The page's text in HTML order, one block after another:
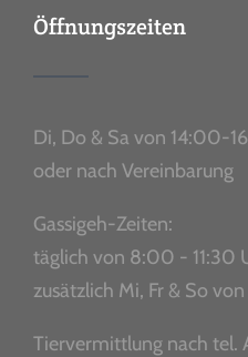
Öffnungszeiten
Di, Do & Sa von 14:00-
oder nach Vereinbarung
Gassigeh-Zeiten:
täglich von 8:00 - 11:30
zusätzlich Mi, Fr & So
Tiervermittlung nach tel.